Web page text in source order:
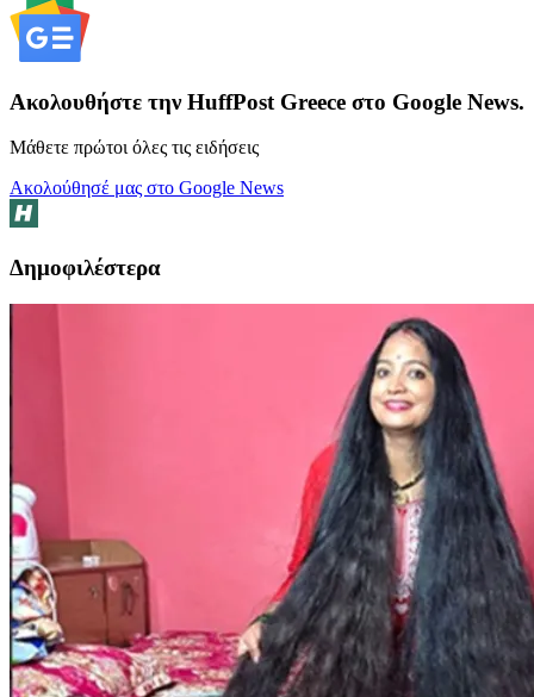
Ακολουθήστε την HuffPost Greece στο Google News.
Μάθετε πρώτοι όλες τις ειδήσεις
Ακολούθησέ μας στο Google News
Δημοφιλέστερα